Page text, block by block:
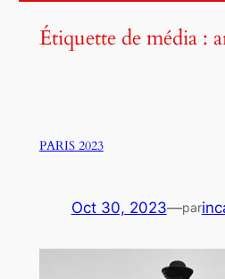
Étiquette de média :
PARIS 2023
Oct 30, 2023—par